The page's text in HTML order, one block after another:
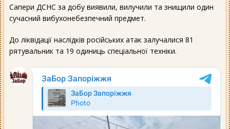
Сапери ДСНС за добу виявили, вилучили та знищили один
сучасний вибухонебезпечний предмет.
До ліквідації наслідків російських атак залучалися 81
рятувальник та 19 одиниць спеціальної техніки.